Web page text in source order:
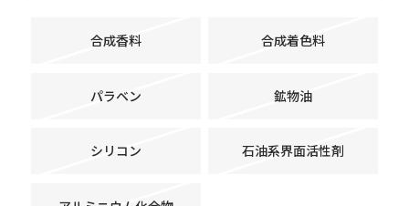
合成香料 合成着色料
パラベン 鉱物油
シリコン 石油系界面活性剤